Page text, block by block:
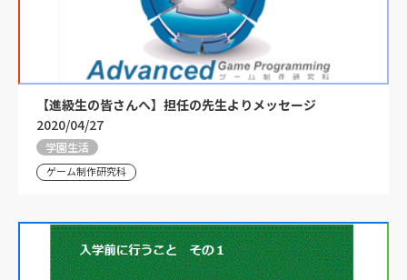
【進級生の皆さんへ】担任の先生よりメッセージ
2020/04/27
学園生活
ゲーム制作研究科